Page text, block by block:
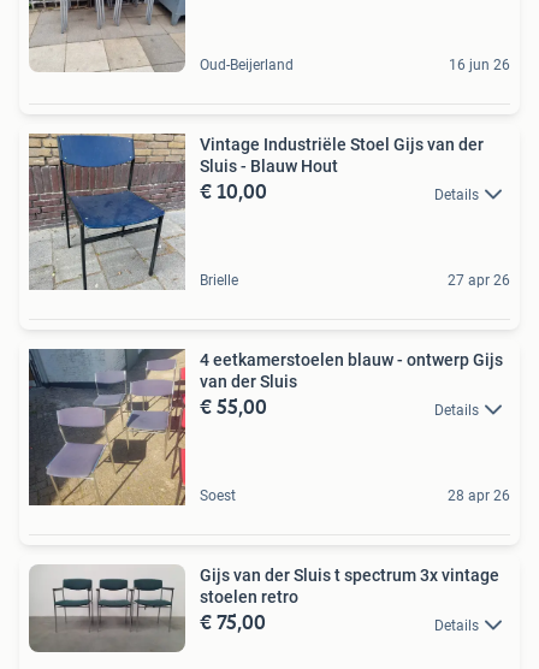
Oud-Beijerland 16 jun 26
Vintage Industriële Stoel Gijs van der
Sluis - Blauw Hout
€ 10,00 Details
Brielle 27 apr 26
4 eetkamerstoelen blauw - ontwerp Gijs
van der Sluis
€ 55,00 Details
Soest 28 apr 26
Gijs van der Sluis t spectrum 3x vintage
stoelen retro
€ 75,00 Details